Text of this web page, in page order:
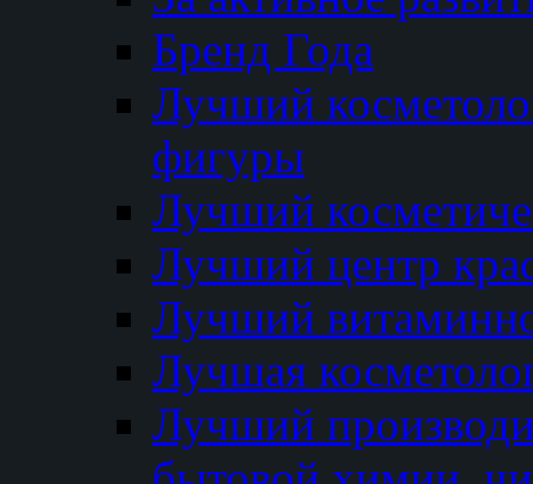
Бренд Года
Лучший
фигуры
Лучший
Лучший центр
Лучший
Лучшая
Лучший